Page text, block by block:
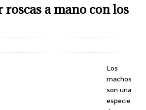
roscas a mano con los
Los
machos
son una
especie